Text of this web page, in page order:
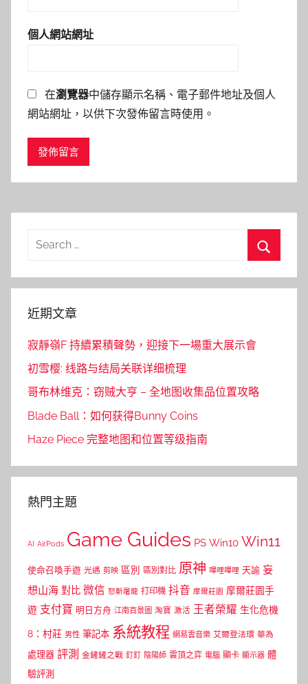
個人網站網址
在瀏覽器中儲存顯示名稱、電子郵件地址及個人
網站網址，以供下次發佈留言時使用。
Search
近期文章
寂靜嶺F 持續累積聲勢，迎接下一場重大展示會
初雪樱: 线路与结局关联详细梳理
哥布林维克：窃贼大亨 – 全地图收集品位置攻略
Blade Ball：如何获得Bunny Coins
Haze Piece 完整地图和位置等级指南
熱門主題
AI AirPods Game Guides PS Win10 Win11
使命召喚手遊 光遇 剪映 區別 區別對比 原神 嗶哩嗶哩 天諭 妄
想山海 對比 微信 怒斬屠龍 打印機 抖音 摩爾莊園 摩爾莊園手
遊 支付寶 明日方舟 江南百景圖 淘寶 激活 王者榮耀 生化危機
8：村莊 男性 筆記本 系統教程 網易雲音樂 艾爾登法環 華為
處理器 評測 金鏟鏟之戰 釘釘 陰陽師 雲頂之弈 電腦 顯卡 顯示器 體
驗評測